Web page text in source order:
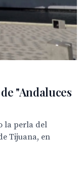
"Andaluces
la perla del
Tijuana, en